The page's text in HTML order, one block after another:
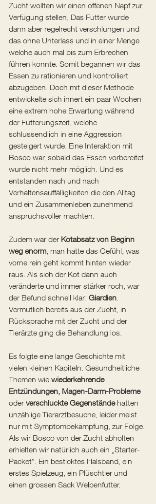
Zucht wollten wir einen offenen Napf zur
Verfügung stellen, Das Futter wurde
dann aber regelrecht verschlungen und
das ohne Unterlass und in einer Menge
welche auch mal bis zum Erbrechen
führen konnte. Somit begannen wir das
Essen zu rationieren und kontrolliert
abzugeben. Doch mit dieser Methode
entwickelte sich innert ein paar Wochen
eine extrem hohe Erwartung während
der Fütterungszeit, welche
schlussendlich in eine Aggression
gesteigert wurde. Eine Interaktion mit
Bosco war, sobald das Essen vorbereitet
wurde nicht mehr möglich. Und es
entstanden nach und nach
Verhaltensauffälligkeiten die den Alltag
und ein Zusammenleben zunehmend
anspruchsvoller machten.
Zudem war der Kotabsatz von Beginn
weg enorm, man hatte das Gefühl, was
vorne rein geht kommt hinten wieder
raus. Als sich der Kot dann auch
veränderte und immer stärker roch, war
der Befund schnell klar: Giardien.
Vermutlich bereits aus der Zucht, in
Rücksprache mit der Zucht und der
Tierärzte ging die Behandlung los.
Es folgte eine lange Geschichte mit
vielen kleinen Kapiteln. Gesundheitliche
Themen wie wiederkehrende
Entzündungen, Magen-Darm-Probleme
oder verschluckte Gegenstände hatten
unzählige Tierarztbesuche, leider meist
nur mit Symptombekämpfung, zur Folge.
Als wir Bosco von der Zucht abholten
erhielten wir natürlich auch ein „Starter-
Packet“. Ein besticktes Halsband, ein
erstes Spielzeug, ein Plüschtier und
einen grossen Sack Welpenfutter.